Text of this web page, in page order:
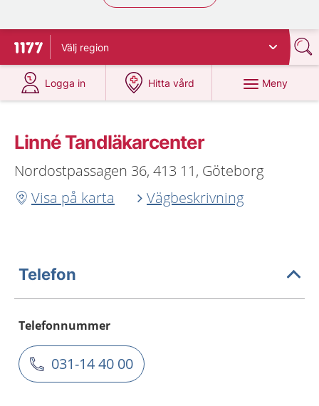
Till startsidan för 1177
Välj region
Logga in
på 1177.se
Hitta vård
på 1177.se
Meny
Linné Tandläkarcenter
Nordostpassagen 36, 413 11, Göteborg
Visa på karta
Vägbeskrivning
Telefon
Telefonnummer
031-14 40 00